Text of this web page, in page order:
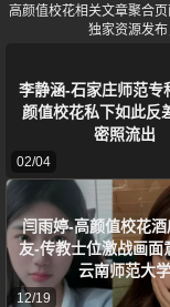
高颜值校花相关文章聚合
独家资源发布
李静涵-石家庄师范专
颜值校花私下如此反
密照流出
02/04
闫雨婷-高颜值校花酒
友-传教士位激战画面
云南师范大学
12/19